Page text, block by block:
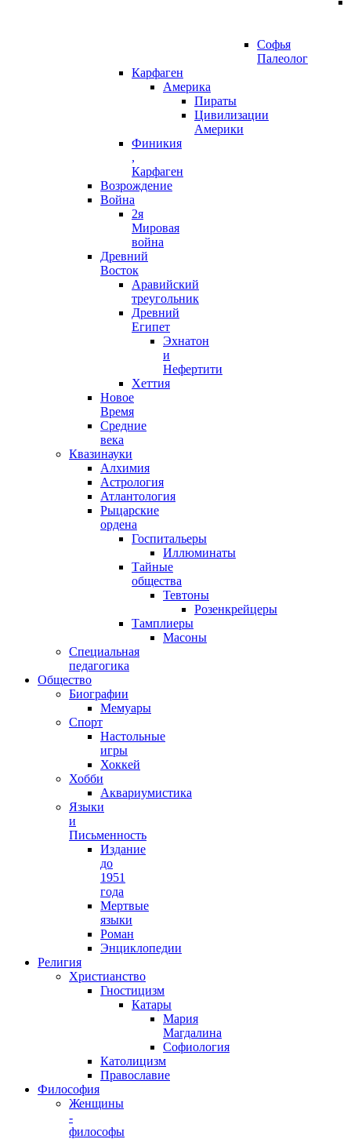
Софья
Палеолог
Карфаген
Америка
Пираты
Цивилизации
Америки
Финикия
,
Карфаген
Возрождение
Война
2я
Мировая
война
Древний
Восток
Аравийский
треугольник
Древний
Египет
Эхнатон
и
Нефертити
Хеттия
Новое
Время
Средние
века
Квазинауки
Алхимия
Астрология
Атлантология
Рыцарские
ордена
Госпитальеры
Иллюминаты
Тайные
общества
Тевтоны
Розенкрейцеры
Тамплиеры
Масоны
Специальная
педагогика
Общество
Биографии
Мемуары
Спорт
Настольные
игры
Хоккей
Хобби
Аквариумистика
Языки
и
Письменность
Издание
до
1951
года
Мертвые
языки
Роман
Энциклопедии
Религия
Христианство
Гностицизм
Катары
Мария
Магдалина
Софиология
Католицизм
Православие
Философия
Женщины
-
философы